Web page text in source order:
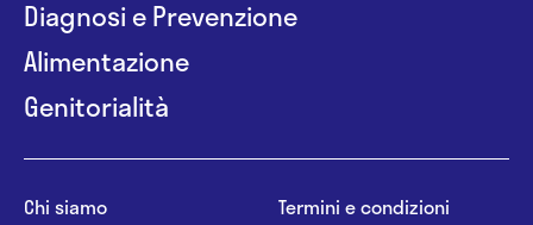
Diagnosi e Prevenzione
Alimentazione
Genitorialità
Chi siamo
Termini e condizioni